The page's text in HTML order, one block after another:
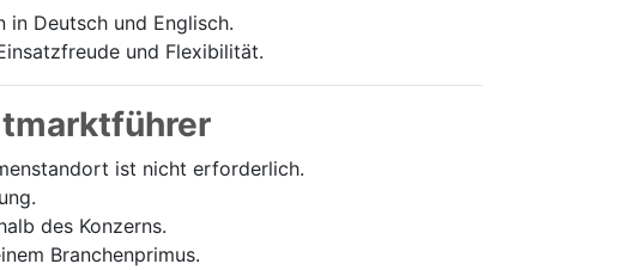
in Deutsch und Englisch.
und Flexibilität.
ist nicht erforderlich.
des Konzerns.
Branchenprimus.